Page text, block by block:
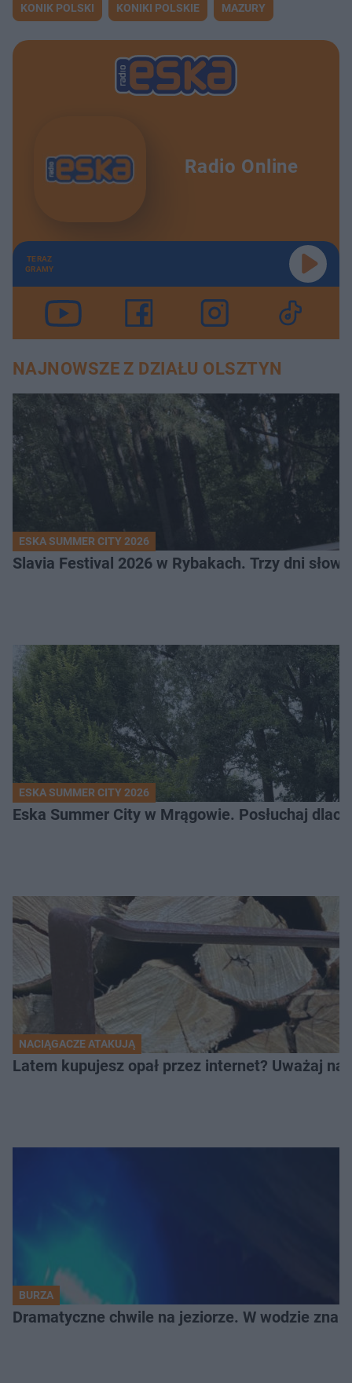
KONIK POLSKI KONIKI POLSKIE MAZURY
Radio Online
TERAZ
GRAMY
NAJNOWSZE Z DZIAŁU OLSZTYN
ESKA SUMMER CITY 2026
Slavia Festival 2026 w Rybakach. Trzy dni
ESKA SUMMER CITY 2026
Eska Summer City w Mrągowie. Posłuchaj
NACIĄGACZE ATAKUJĄ
Latem kupujesz opał przez internet? Uważaj na
BURZA
Dramatyczne chwile na jeziorze. W wodzie